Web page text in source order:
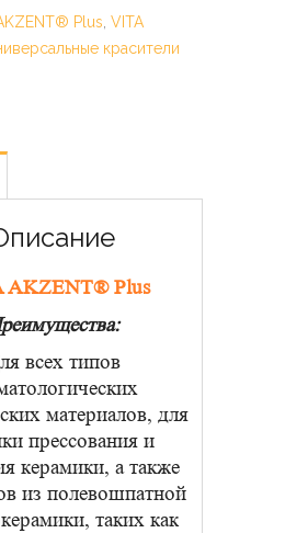
Plus VITA
красители
AKZENT® Plus
всех типов
материалов, для
прессования и
керамики, а также
из полевошпатной
таких как